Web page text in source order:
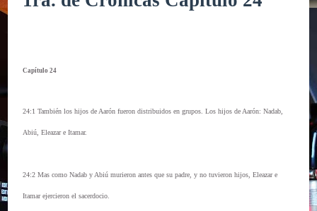
Capítulo 24
24:1 También los hijos de Aarón fueron distribuidos en grupos. Los hijos de Aarón: Nadab,
Abiú, Eleazar e Itamar.
24:2 Mas como Nadab y Abiú murieron antes que su padre, y no tuvieron hijos, Eleazar e
Itamar ejercieron el sacerdocio.